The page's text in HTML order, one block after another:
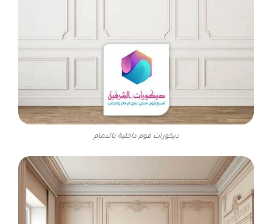
ديكورات فوم داخلية بالدمام